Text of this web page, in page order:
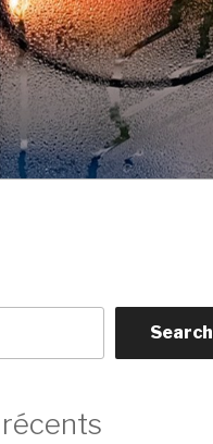
Search